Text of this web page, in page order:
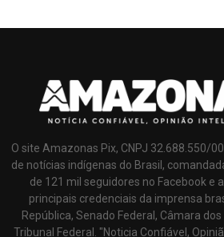
O site Amazonas Pix, CNPJ 32.688.550/
de notícias indígenas do Brasil,
de 121 mil seguidores no Facebook e
principais credenciais da imprensa
República, Senado Federal, Câmara
Tribunal Federal. "Noticia Confiável,